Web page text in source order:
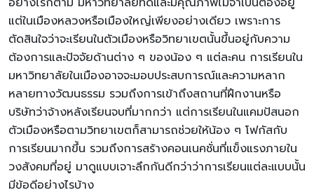
แต่ในเมืองหลวงหรือเมืองใหญ่เพียงอย่างเดียว เพราะการ
ตัดสินใจว่าจะเรียนในตัวเมืองหรือวิทยาเขตนั้นขึ้นอยู่กับความ
ต้องการและปัจจัยด้านต่าง ๆ ของน้อง ๆ แต่ละคน การเรียนใน
มหาวิทยาลัยในเมืองอาจจะมอบประสบการณ์และความหลาก
หลายทางวัฒนธรรม รวมถึงการเข้าถึงสถานที่ฝึกงานหรือ
บริษัทว่าจ้างหลังเรียนจบที่มากกว่า แต่การเรียนในแคมปัสนอก
ตัวเมืองหรือตามวิทยาเขตก็สามารถช่วยให้น้อง ๆ โฟกัสกับ
การเรียนมากขึ้น รวมถึงการสร้างคอนเนคชั่นที่แข็งแรงภายใน
วงสังคมที่อยู่ มาดูแบบเจาะลึกกันดีกว่าว่าการเรียนแต่ละแบบนั้น
มีข้อดีอย่างไรบ้าง